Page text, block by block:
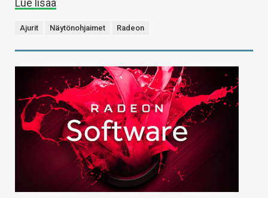
Ajurit Näytönohjaimet Radeon